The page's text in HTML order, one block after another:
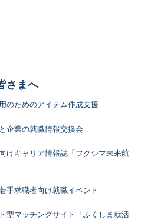
さまへ
のためのアイテム作成支援
企業の就職情報交換会
けキャリア情報誌「フクシマ未来航
手求職者向け就職イベント
型マッチングサイト「ふくしま就活